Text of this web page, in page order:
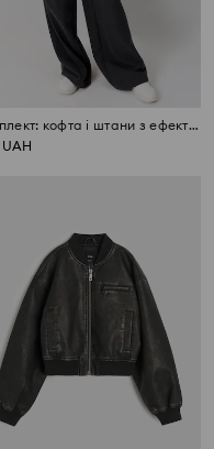
Комплект: кофта і штани з ефектом прання
UAH